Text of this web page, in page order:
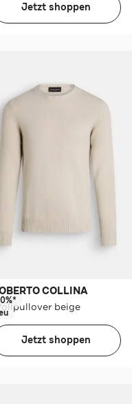
Jetzt shoppen
COLLINA
beige
Jetzt shoppen